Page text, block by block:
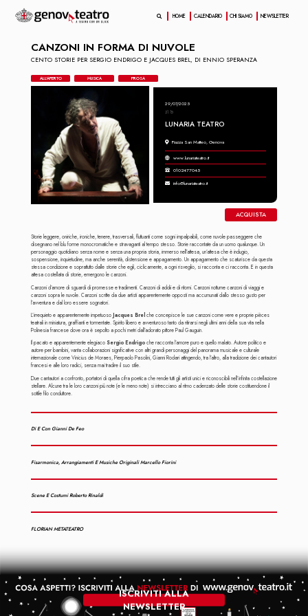
CANZONI IN FORMA DI NUVOLE
CENTO STORIE PER SERGIO ENDRIGO E JACQUES BREL, DI ENNIO SPERANZA
ALL'APERTO MUSICA PROSA
29/07/2025
21.15
LUNARIA TEATRO
Piazza San Matteo, Genova
www.lunariateatro.it
0102477045
info@lunariateatro.it
ACQUISTA
Storie leggere, oniriche, ironiche, tenere, trasversali, fluttuanti come sogni impalpabili, come nuvole passeggere che
disegnano nel blu forme monocromatiche e stravaganti al tempo stesso. Storie raccontate da un uomo qualunque. Un
personaggio quotidiano senza nome e senza una propria storia, immerso nell’attesa, un’attesa che è indugio,
sospensione, inquietudine, ma anche serenità, distensione e appagamento. Un appagamento che scaturisce da questa
stessa condizione e soprattutto dalle storie che egli, ciclicamente, a ogni risveglio, si racconta e ci racconta. E in questa
attesa costellata di storie, emergono le canzoni.
Canzoni d’amore di sguardi di promesse e tradimenti. Canzoni di addii e di ritorni. Canzoni notturne canzoni di viaggi e
canzoni sopra le nuvole. Canzoni scritte da due artisti apparentemente opposti ma accumunati dallo stesso gusto per
l’avventura e dal loro essere sognatori.
L’irrequieto e apparentemente impetuosoJacques Brel che concepisce le sue canzoni come vere e proprie pièces
teatrali in miniatura, graffianti e tormentate. Spirito libero e avventuroso tanto da ritirarsi negli ultimi anni della sua vita nella
Polinesia francese dove ora è sepolto a pochi metri dall’adorato pittore Paul Gauguin.
Il pacato e apparentemente elegiacoSergio Endrigoche racconta l’amore puro e quello malato. Autore politico e
autore per bambini, vanta collaborazioni significative con altri grandi personaggi del panorama musicale e culturale
internazionale come Vinicius de Moraes, Pierpaolo Pasolini, Gianni Rodari attingendo, tra l’altro, alla tradizione dei cantautori
francesi e alle loro radici, senza mai tradire il suo stile.
Due cantautori a confronto, portatori di quella cifra poetica che rende tutti gli artisti unici e riconoscibili nell’infinita costellazione
stellare. Alcune tra le loro canzoni più note (e le meno note) si intrecciano al ritmo cadenzato delle storie costituendone il
sottile filo conduttore.
Di E Con Gianni De Feo
Fisarmonica, Arrangiamenti E Musiche Originali Marcello Fiorini
Scene E Costumi Roberto Rinaldi
FLORIAN METATEATRO
ISCRIVITI ALLA
NEWSLETTER
HOME CALENDARIO CHI SIAMO NEWSLETTER